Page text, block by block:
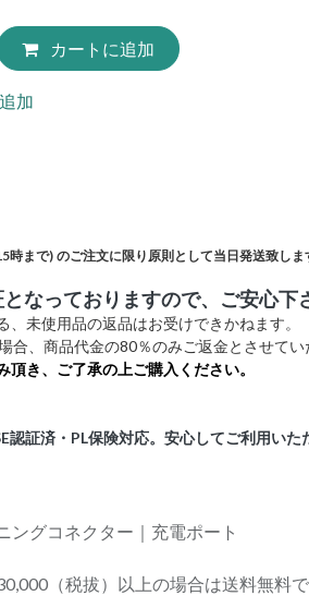
カートに追加
加
時まで) のご注文に限り原則として当日発送致しま
なっておりますので、ご安心下
未使用品の返品はお受けできかねます。
、商品代金の80％のみご返金とさせてい
頂き、ご了承の上ご購入ください。
認証済・PL保険対応。安心してご利用いた
ングコネクター｜充電ポート
（税拔）以上の場合は送料無料で